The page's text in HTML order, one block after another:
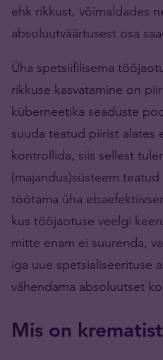
ehk rikkust, võimaldades
absoluutväärtusest osa
Üha spetsiifilisema
rikkuse kasvatamine on
küberneetika seaduste
suuda teatud piirist alates
kontrollida, siis sellest
(majandus)süsteem
töötama üha
kus tööjaotuse veelgi
mitte enam ei suurenda,
iga uue spetsialiseerituse
vähendama absoluutset
Mis on